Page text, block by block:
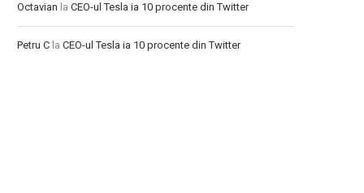
Octavian la CEO-ul Tesla ia 10 procente din Twitter
Petru C la CEO-ul Tesla ia 10 procente din Twitter